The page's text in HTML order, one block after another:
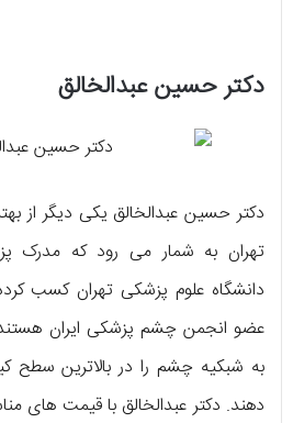
دکتر حسین عبدالخالق
دکتر حسین عبدالخالق یکی دیگر از
تهران به شمار می‌ رود که مدرک
دانشگاه علوم پزشکی تهران کسب
عضو انجمن چشم پزشکی ایران
به شبکیه چشم را در بالاترین سطح
دهند. دکتر عبدالخالق با قیمت‌ های